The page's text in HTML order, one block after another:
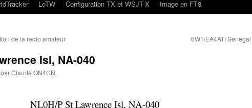
LoTW Configuration TX et WSJT-X Image en FT8
de la radio amateur 6W1/EA4ATI Senegal
Isl, NA-040
parClaude ON4CN
NL0H/P St Lawrence Isl, NA-040